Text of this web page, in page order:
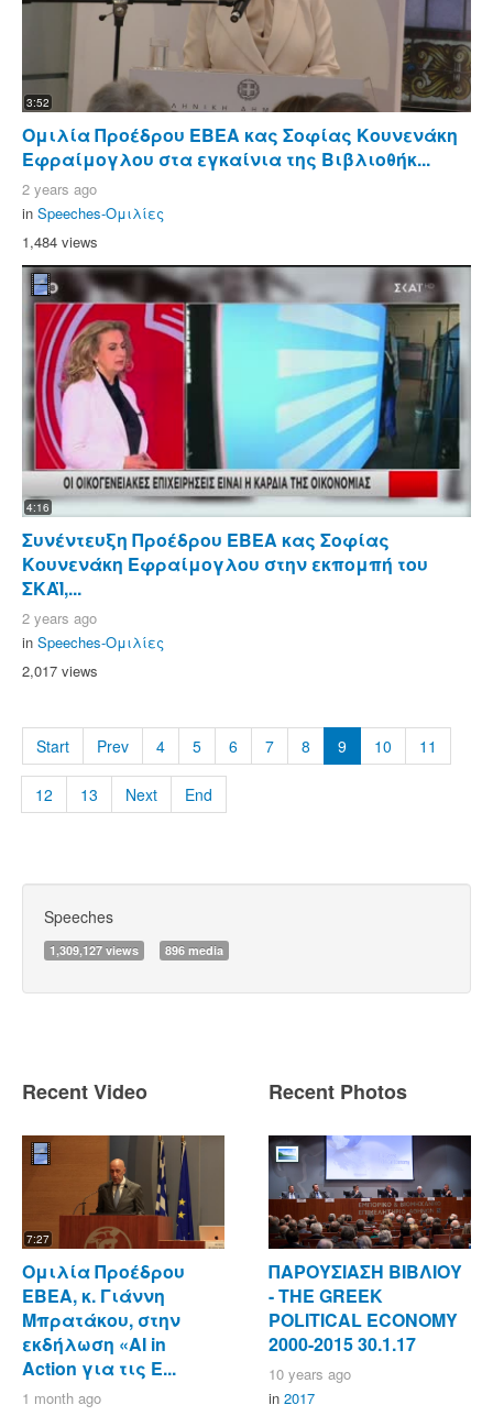
3:52
Ομιλία Προέδρου ΕΒΕΑ κας Σοφίας Κουνενάκη
Εφραίμογλου στα εγκαίνια της Βιβλιοθήκ...
2 years ago
in Speeches-Ομιλίες
1,484 views
4:16
Συνέντευξη Προέδρου ΕΒΕΑ κας Σοφίας
Κουνενάκη Εφραίμογλου στην εκπομπή του
ΣΚΑΪ,...
2 years ago
in Speeches-Ομιλίες
2,017 views
Start Prev 4 5 6 7 8 9 10 11
12 13 Next End
Speeches
1,309,127 views 896 media
Recent Video
7:27
Ομιλία Προέδρου
ΕΒΕΑ, κ. Γιάννη
Μπρατάκου, στην
εκδήλωση «AI in
Action για τις Ε...
1 month ago
Recent Photos
ΠΑΡΟΥΣΙΑΣΗ ΒΙΒΛΙΟΥ
- ΤΗΕ GREEK
POLITICAL ECONOMY
2000-2015 30.1.17
10 years ago
in 2017